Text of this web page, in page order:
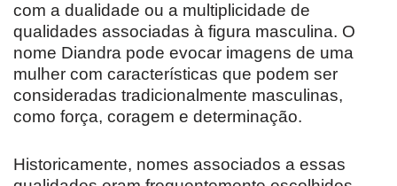
com a dualidade ou a multiplicidade de
qualidades associadas à figura masculina. O
nome Diandra pode evocar imagens de uma
mulher com características que podem ser
consideradas tradicionalmente masculinas,
como força, coragem e determinação.
Historicamente, nomes associados a essas